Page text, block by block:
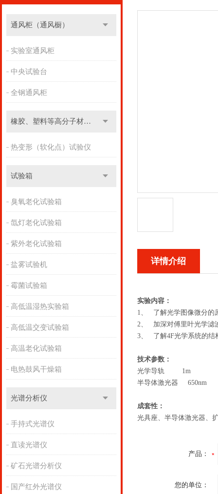
通风柜（通风橱）
实验室通风柜
中央试验台
全钢通风柜
橡胶、塑料等高分子材料实验设备
热变形（软化点）试验仪
试验箱
臭氧老化试验箱
氙灯老化试验箱
紫外老化试验箱
盐雾试验机
霉菌试验箱
高低温湿热实验箱
高低温交变试验箱
高温老化试验箱
电热鼓风干燥箱
光谱分析仪
手持式光谱仪
直读光谱仪
矿石光谱分析仪
国产红外光谱仪
详情介绍
实验内容：
1、
了解光学图像微分的
2、
加深对傅里叶光学滤
3、
了解4F光学系统的结
技术参数：
光学导轨 1m
半导体激光器 650nm
成套性：
光具座、半导体激光器、
产品：
您的单位：